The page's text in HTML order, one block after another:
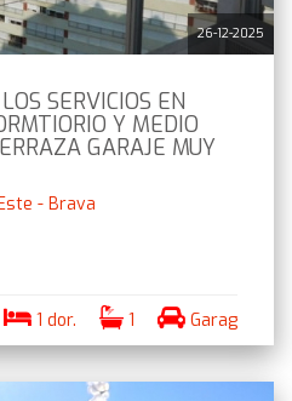
26-12-2025
SERVICIOS EN
Y MEDIO
GARAJE MUY
- Brava
1 dor. 1 Garag